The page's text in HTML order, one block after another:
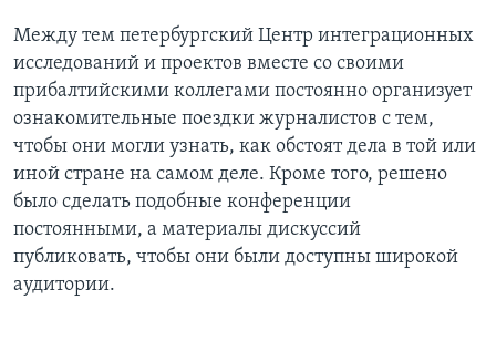
Между тем петербургский Центр интеграционных
исследований и проектов вместе со своими
прибалтийскими коллегами постоянно организует
ознакомительные поездки журналистов с тем,
чтобы они могли узнать, как обстоят дела в той или
иной стране на самом деле. Кроме того, решено
было сделать подобные конференции
постоянными, а материалы дискуссий
публиковать, чтобы они были доступны широкой
аудитории.